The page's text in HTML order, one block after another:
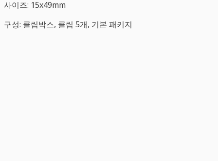
사이즈: 15x49mm
구성: 클립박스, 클립 5개, 기본 패키지